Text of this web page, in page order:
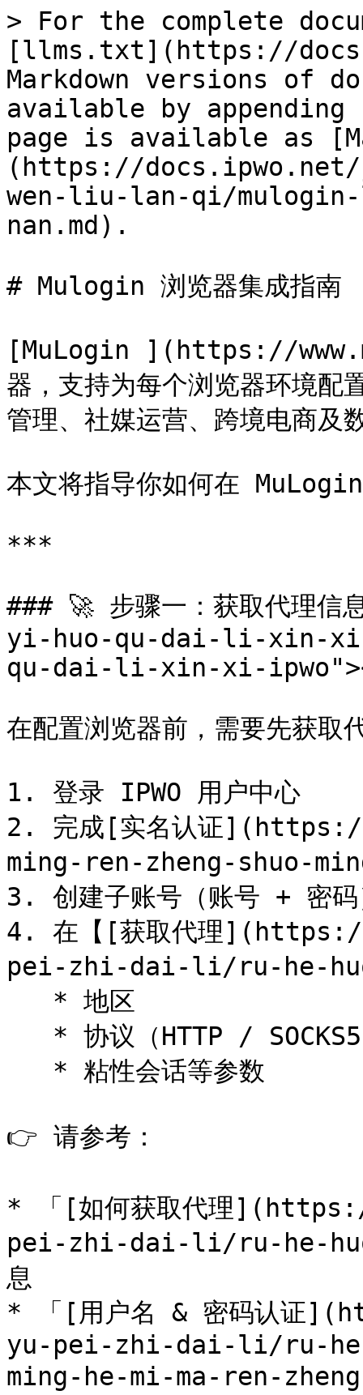
> For the complete
[llms.txt](https://
Markdown versions of
available by
page is available as
(https://
wen-liu-lan-qi/
nan.md).
# Mulogin 浏览器集成指南
[MuLogin ](https://
器，支持为每个浏览器环境
管理、社媒运营、跨境电商及
本文将指导你如何在
***
### 🚀 步骤一：获取代理
yi-huo-qu-dai-li-xin-
qu-dai-li-xin-xi-
在配置浏览器前，需要先获取
1. 登录 IPWO 用户中心
2. 完成[实名认证
ming-ren-zheng-shuo-
3. 创建子账号（账号 + 密码
4. 在【[获取代理
pei-zhi-dai-li/ru-he-
👉 请参考：
* 「[如何获取代理
pei-zhi-dai-li/ru-he-
息
* 「[用户名 & 密码认证
yu-pei-zhi-dai-li/ru-
ming-he-mi-ma-ren-